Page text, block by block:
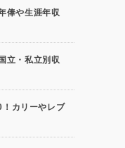
俸や生涯年収
立・私立別収
カリーやレブ